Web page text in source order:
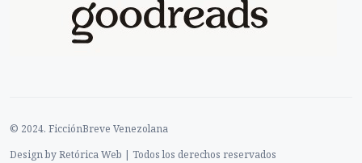
© 2024. FicciónBreve Venezolana
Design by Retórica Web | Todos los derechos reservados